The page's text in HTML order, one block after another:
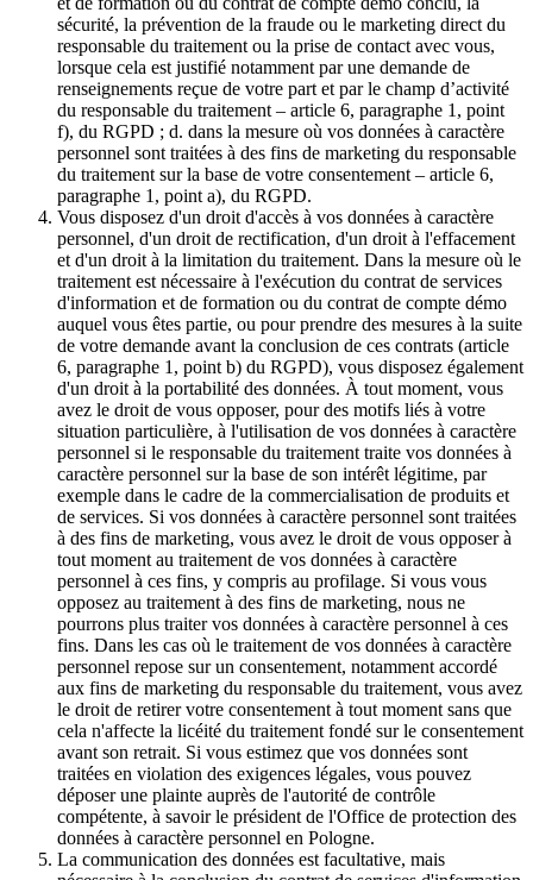
sécurité, la prévention de la fraude ou le marketing direct du
responsable du traitement ou la prise de contact avec vous,
lorsque cela est justifié notamment par une demande de
renseignements reçue de votre part et par le champ d’activité
du responsable du traitement – article 6, paragraphe 1, point
f), du RGPD ; d. dans la mesure où vos données à caractère
personnel sont traitées à des fins de marketing du responsable
du traitement sur la base de votre consentement – article 6,
paragraphe 1, point a), du RGPD.
Vous disposez d'un droit d'accès à vos données à caractère
personnel, d'un droit de rectification, d'un droit à l'effacement
et d'un droit à la limitation du traitement. Dans la mesure où le
traitement est nécessaire à l'exécution du contrat de services
d'information et de formation ou du contrat de compte démo
auquel vous êtes partie, ou pour prendre des mesures à la suite
de votre demande avant la conclusion de ces contrats (article
6, paragraphe 1, point b) du RGPD), vous disposez également
d'un droit à la portabilité des données. À tout moment, vous
avez le droit de vous opposer, pour des motifs liés à votre
situation particulière, à l'utilisation de vos données à caractère
personnel si le responsable du traitement traite vos données à
caractère personnel sur la base de son intérêt légitime, par
exemple dans le cadre de la commercialisation de produits et
de services. Si vos données à caractère personnel sont traitées
à des fins de marketing, vous avez le droit de vous opposer à
tout moment au traitement de vos données à caractère
personnel à ces fins, y compris au profilage. Si vous vous
opposez au traitement à des fins de marketing, nous ne
pourrons plus traiter vos données à caractère personnel à ces
fins. Dans les cas où le traitement de vos données à caractère
personnel repose sur un consentement, notamment accordé
aux fins de marketing du responsable du traitement, vous avez
le droit de retirer votre consentement à tout moment sans que
cela n'affecte la licéité du traitement fondé sur le consentement
avant son retrait. Si vous estimez que vos données sont
traitées en violation des exigences légales, vous pouvez
déposer une plainte auprès de l'autorité de contrôle
compétente, à savoir le président de l'Office de protection des
données à caractère personnel en Pologne.
La communication des données est facultative, mais